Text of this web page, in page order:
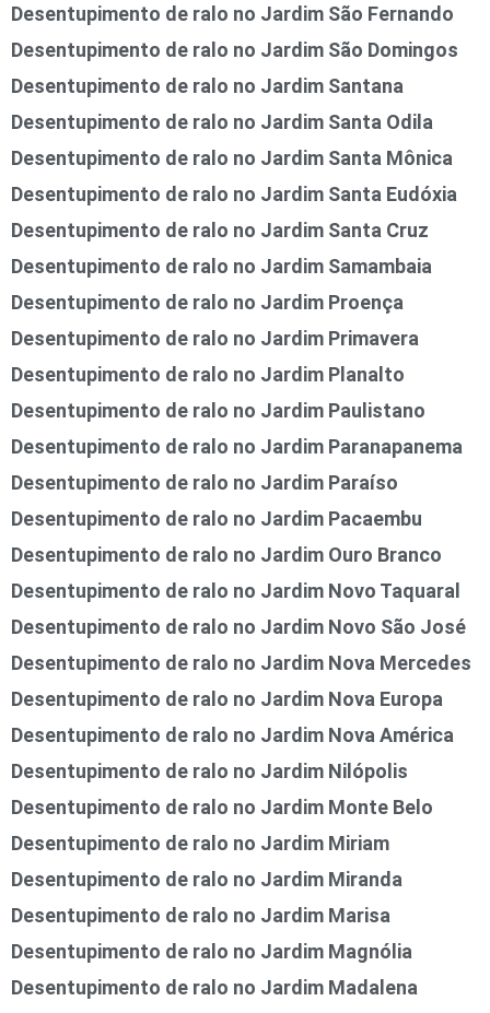
Desentupimento de ralo no Jardim São Fernando
Desentupimento de ralo no Jardim São Domingos
Desentupimento de ralo no Jardim Santana
Desentupimento de ralo no Jardim Santa Odila
Desentupimento de ralo no Jardim Santa Mônica
Desentupimento de ralo no Jardim Santa Eudóxia
Desentupimento de ralo no Jardim Santa Cruz
Desentupimento de ralo no Jardim Samambaia
Desentupimento de ralo no Jardim Proença
Desentupimento de ralo no Jardim Primavera
Desentupimento de ralo no Jardim Planalto
Desentupimento de ralo no Jardim Paulistano
Desentupimento de ralo no Jardim Paranapanema
Desentupimento de ralo no Jardim Paraíso
Desentupimento de ralo no Jardim Pacaembu
Desentupimento de ralo no Jardim Ouro Branco
Desentupimento de ralo no Jardim Novo Taquaral
Desentupimento de ralo no Jardim Novo São José
Desentupimento de ralo no Jardim Nova Mercedes
Desentupimento de ralo no Jardim Nova Europa
Desentupimento de ralo no Jardim Nova América
Desentupimento de ralo no Jardim Nilópolis
Desentupimento de ralo no Jardim Monte Belo
Desentupimento de ralo no Jardim Miriam
Desentupimento de ralo no Jardim Miranda
Desentupimento de ralo no Jardim Marisa
Desentupimento de ralo no Jardim Magnólia
Desentupimento de ralo no Jardim Madalena